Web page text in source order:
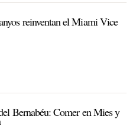
reinventan el Miami Vice
Bernabéu: Comer en Mies y